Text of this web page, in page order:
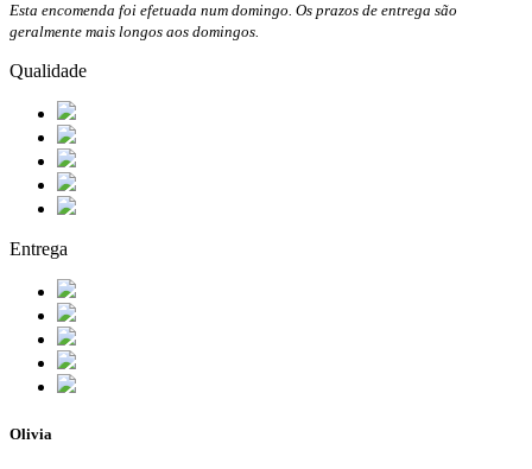
Esta encomenda foi efetuada num domingo. Os prazos de entrega são
geralmente mais longos aos domingos.
Qualidade
Entrega
Olivia